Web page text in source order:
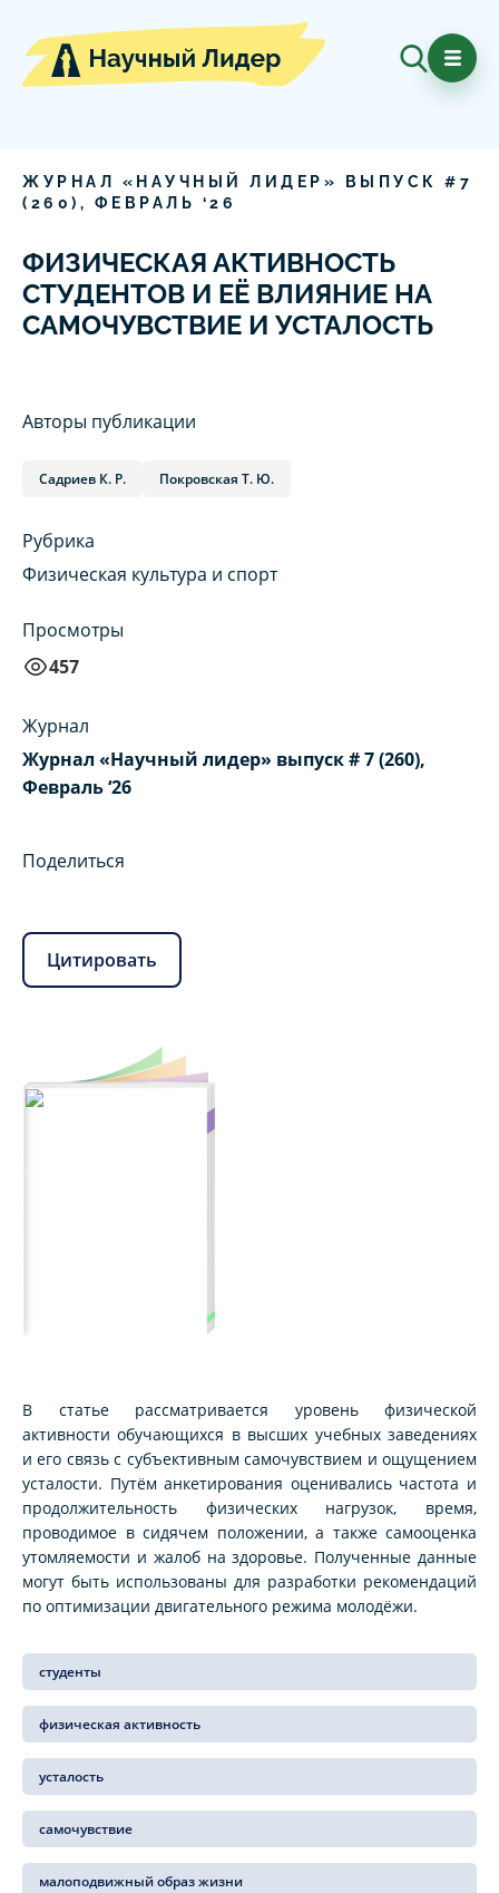
ЖУРНАЛ «НАУЧНЫЙ ЛИДЕР» ВЫПУСК # 7
( 260 ), ФЕВРАЛЬ ‘26
ФИЗИЧЕСКАЯ АКТИВНОСТЬ
СТУДЕНТОВ И ЕЁ ВЛИЯНИЕ НА
САМОЧУВСТВИЕ И УСТАЛОСТЬ
Авторы публикации
Садриев К. Р. Покровская Т. Ю.
Рубрика
Физическая культура и спорт
Просмотры
457
Журнал
Журнал «Научный лидер» выпуск # 7 (260),
Февраль ‘26
Поделиться
Цитировать
В статье рассматривается уровень физической
активности обучающихся в высших учебных заведениях
и его связь с субъективным самочувствием и ощущением
усталости. Путём анкетирования оценивались частота и
продолжительность физических нагрузок, время,
проводимое в сидячем положении, а также самооценка
утомляемости и жалоб на здоровье. Полученные данные
могут быть использованы для разработки рекомендаций
по оптимизации двигательного режима молодёжи.
студенты
физическая активность
усталость
самочувствие
малоподвижный образ жизни